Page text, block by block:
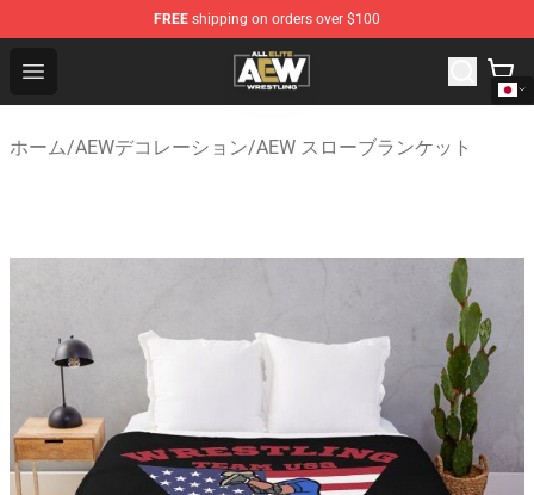
FREE shipping on orders over $100
Open menu
Aew Shop ⚡️ Official Aew Merchandise Store
ホーム/AEWデコレーション/AEW スローブランケット